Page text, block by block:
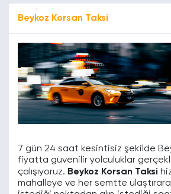
Beykoz Korsan Taksi
7 gün 24 saat kesintisiz şekilde
fiyatta güvenilir yolculuklar
çalışıyoruz. Beykoz Korsan Taksi
mahalleye ve her semtte ulaştırarak